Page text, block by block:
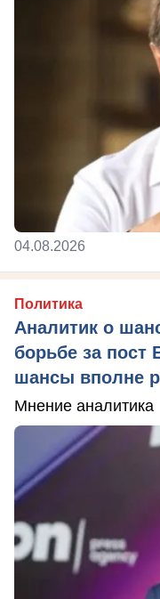
04.08.2026
Политика
Аналитик о
борьбе за пост
шансы вполне
Мнение аналитика